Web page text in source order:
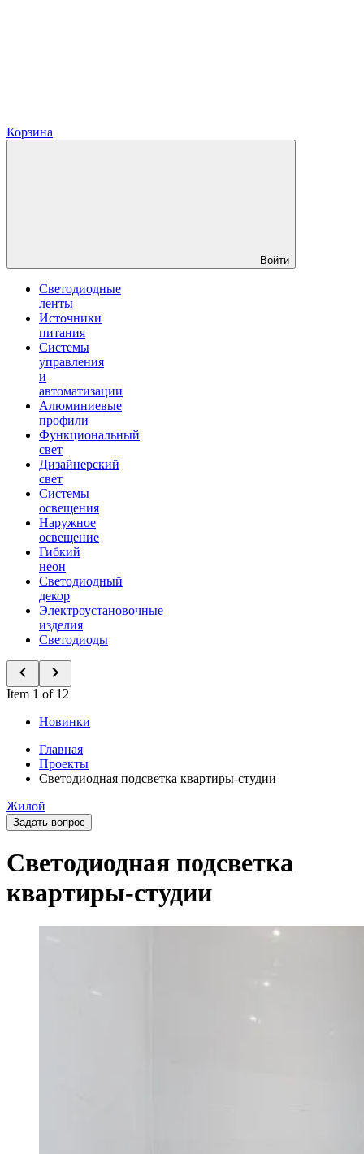
Корзина
Войти
Светодиодные
ленты
Источники
питания
Системы
управления
и
автоматизации
Алюминиевые
профили
Функциональный
свет
Дизайнерский
свет
Системы
освещения
Наружное
освещение
Гибкий
неон
Светодиодный
декор
Электроустановочные
изделия
Светодиоды
Item 1 of 12
Новинки
Главная
Проекты
Светодиодная подсветка квартиры-студии
Жилой
Задать вопрос
Светодиодная подсветка
квартиры-студии